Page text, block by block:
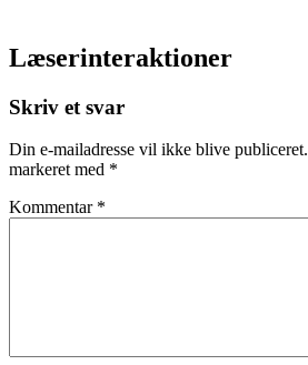
Læserinteraktioner
Skriv et svar
Din e-mailadresse vil ikke blive publiceret.
markeret med *
Kommentar *